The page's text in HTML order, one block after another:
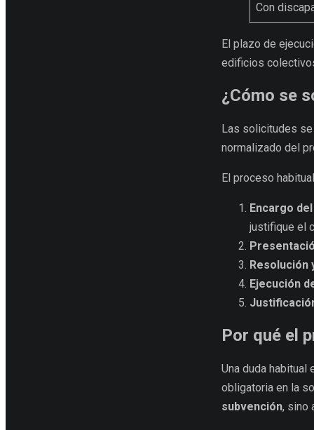
Con
El plazo de
edificios
¿Cómo se
Las solicitudes
normalizado del
El proceso
Encargo
justifique el
Resolución
Ejecución
Por qué el
Una duda
obligatoria en la
subvención, sino